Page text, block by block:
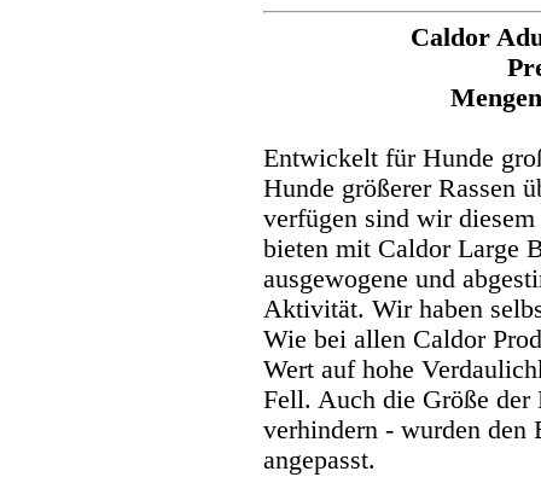
Caldor
Entwickelt für Hunde
Hunde größerer Rassen
verfügen sind wir
bieten mit Caldor Large
ausgewogene und
Aktivität. Wir haben
Wie bei allen Caldor
Wert auf hohe
Fell. Auch die Größe
verhindern - wurden den
angepasst.